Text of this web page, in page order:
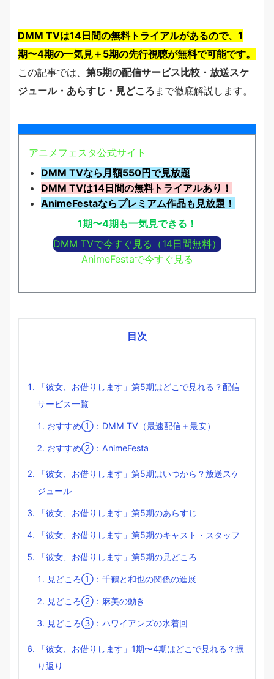
DMM TVは14日間の無料トライアルがあるので、1
期〜4期の一気見＋5期の先行視聴が無料で可能です。
この記事では、 第5期の配信サービス比較・放送スケ
ジュール・あらすじ・見どころ まで徹底解説します。
アニメフェスタ公式サイト
DMM TVなら月額550円で見放題
DMM TVは14日間の無料トライアルあり！
AnimeFestaならプレミアム作品も見放題！
1期〜4期も一気見できる！
DMM TVで今すぐ見る（14日間無料）
AnimeFestaで今すぐ見る
目次
「彼女、お借りします」第5期はどこで見れる？配信
サービス一覧
おすすめ①：DMM TV（最速配信＋最安）
おすすめ②：AnimeFesta
「彼女、お借りします」第5期はいつから？放送スケ
ジュール
「彼女、お借りします」第5期のあらすじ
「彼女、お借りします」第5期のキャスト・スタッフ
「彼女、お借りします」第5期の見どころ
見どころ①：千鶴と和也の関係の進展
見どころ②：麻美の動き
見どころ③：ハワイアンズの水着回
「彼女、お借りします」1期〜4期はどこで見れる？振
り返り